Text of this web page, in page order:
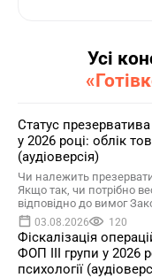
Усі
Статус
у 2026 році: облік
(аудіоверсія)
Чи належить
Якщо так, чи потрібно
відповідно до вимог
03.08.2026 120
Фіскалізація
ФОП ІІІ групи у 2026
психології